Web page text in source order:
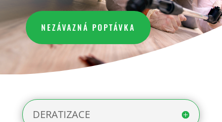
NEZÁVAZNÁ POPTÁVKA
DERATIZACE